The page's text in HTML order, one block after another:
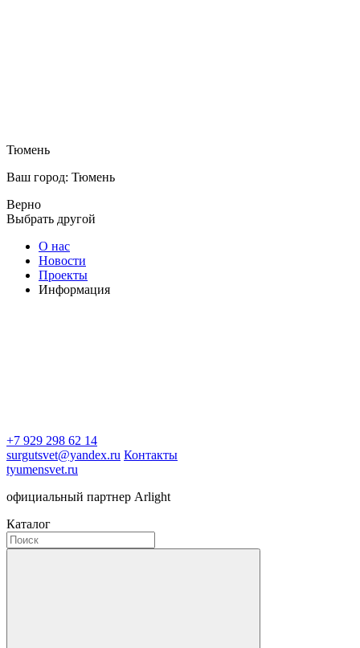
Тюмень
Ваш город: Тюмень
Верно
Выбрать другой
О нас
Новости
Проекты
Информация
+7 929 298 62 14
surgutsvet@yandex.ru Контакты
tyumensvet.ru
официальный партнер Arlight
Каталог